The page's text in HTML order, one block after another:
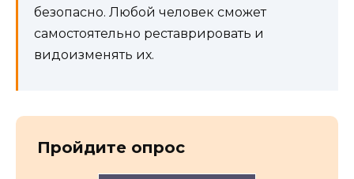
безопасно. Любой человек сможет
самостоятельно реставрировать и
видоизменять их.
Пройдите опрос